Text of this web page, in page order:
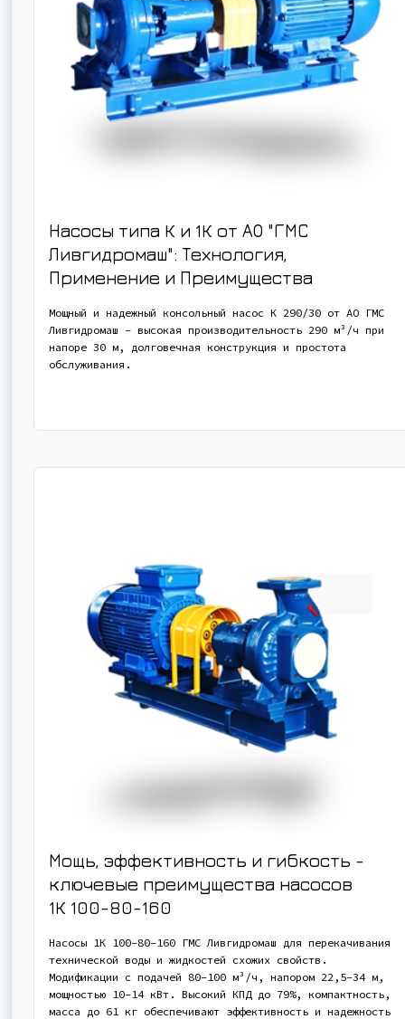
Насосы типа К и 1К от АО "ГМС
Ливгидромаш": Технология,
Применение и Преимущества
Мощный и надежный консольный насос К 290/30 от АО ГМС
Ливгидромаш - высокая производительность 290 м³/ч при
напоре 30 м, долговечная конструкция и простота
обслуживания.
Мощь, эффективность и гибкость -
ключевые преимущества насосов
1К 100-80-160
Насосы 1К 100-80-160 ГМС Ливгидромаш для перекачивания
технической воды и жидкостей схожих свойств.
Модификации с подачей 80-100 м³/ч, напором 22,5-34 м,
мощностью 10-14 кВт. Высокий КПД до 79%, компактность,
масса до 61 кг обеспечивают эффективность и надежность